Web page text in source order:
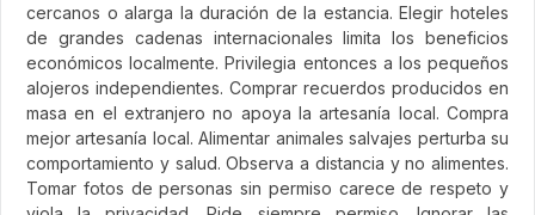
cercanos o alarga la duración de la estancia. Elegir hoteles
de grandes cadenas internacionales limita los beneficios
económicos localmente. Privilegia entonces a los pequeños
alojeros independientes. Comprar recuerdos producidos en
masa en el extranjero no apoya la artesanía local. Compra
mejor artesanía local. Alimentar animales salvajes perturba su
comportamiento y salud. Observa a distancia y no alimentes.
Tomar fotos de personas sin permiso carece de respeto y